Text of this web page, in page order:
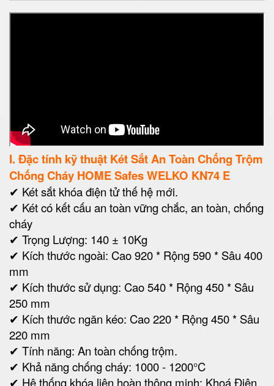
I. Đặc tính kỹ thuật Két Sắt An Toàn Chống Trộm
Chống Cháy HOME Safes WELKO KN74 E
✔ Két sắt khóa điện tử thế hệ mới.
✔ Két có kết cấu an toàn vững chắc, an toàn, chống
cháy
✔ Trọng Lượng: 140 ± 10Kg
✔ Kích thước ngoài: Cao 920 * Rộng 590 * Sâu 400
mm
✔ Kích thước sử dụng: Cao 540 * Rộng 450 * Sâu
250 mm
✔ Kích thước ngăn kéo: Cao 220 * Rộng 450 * Sâu
220 mm
✔ Tính năng: An toàn chống trộm.
✔ Khả năng chống cháy: 1000 - 1200°C
✔ Hệ thống khóa liên hoàn thông minh: Khoá Điện